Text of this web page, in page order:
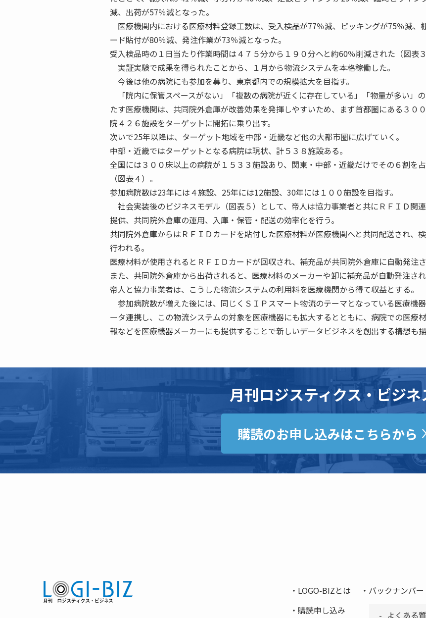
減、出荷が57％減となった。
医療機関内における医療材料登録工数は、受入検品が77％減、ピッキングが75％減、
ード貼付が80％減、発注作業が73％減となった。
受入検品時の１日当たり作業時間は４７５分から１９０分へと約60％削減された（図表３
実証実験で成果を得られたことから、１月から物流システムを本格稼働した。
今後は他の病院にも参加を募り、東京都内での規模拡大を目指す。
「院内に保管スペースがない」「複数の病院が近くに存在している」「物量が多い」
たす医療機関は、共同院外倉庫が改善効果を発揮しやすいため、まず首都圏にある３０
院４２６施設をターゲットに開拓に乗り出す。
次いで25年以降は、ターゲット地域を中部・近畿など他の大都市圏に広げていく。
中部・近畿ではターゲットとなる病院は現状、計５３８施設ある。
全国には３００床以上の病院が１５３３施設あり、関東・中部・近畿だけでその６割を
（図表４）。
参加病院数は23年には４施設、25年には12施設、30年には１００施設を目指す。
社会実装後のビジネスモデル（図表５）として、帝人は協力事業者と共にＲＦＩＤ関
提供、共同院外倉庫の運用、入庫・保管・配送の効率化を行う。
共同院外倉庫からはＲＦＩＤカードを貼付した医療材料が医療機関へと共同配送され、
行われる。
医療材料が使用されるとＲＦＩＤカードが回収され、補充品が共同院外倉庫に自動発注さ
また、共同院外倉庫から出荷されると、医療材料のメーカーや卸に補充品が自動発注され
帝人と協力事業者は、こうした物流システムの利用料を医療機関から得て収益とする。
参加病院数が増えた後には、同じくＳＩＰスマート物流のテーマとなっている医療機
ータ連携し、この物流システムの対象を医療機器にも拡大するとともに、病院での医療
報などを医療機器メーカーにも提供することで新しいデータビジネスを創出する構想も描
月刊ロジスティクス・ビジネ
購読のお申し込みはこちらから
LOGO-BIZとは バックナンバー
購読申し込み
よくある